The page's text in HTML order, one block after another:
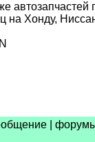
на Хонду,